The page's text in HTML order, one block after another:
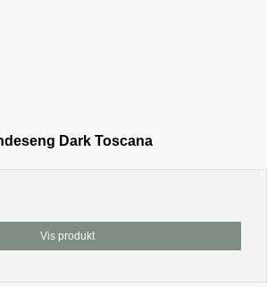
Dark Toscana
Vis produkt